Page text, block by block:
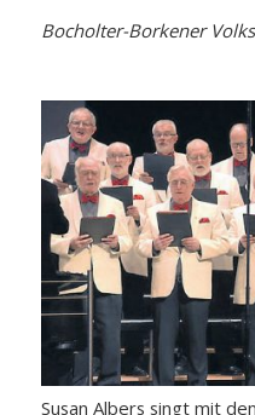
Bocholter-Borkener
Susan Albers singt mit